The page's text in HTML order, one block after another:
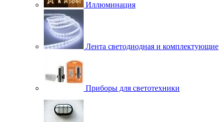
Иллюминация
Лента светодиодная и комплектующие
Приборы для светотехники